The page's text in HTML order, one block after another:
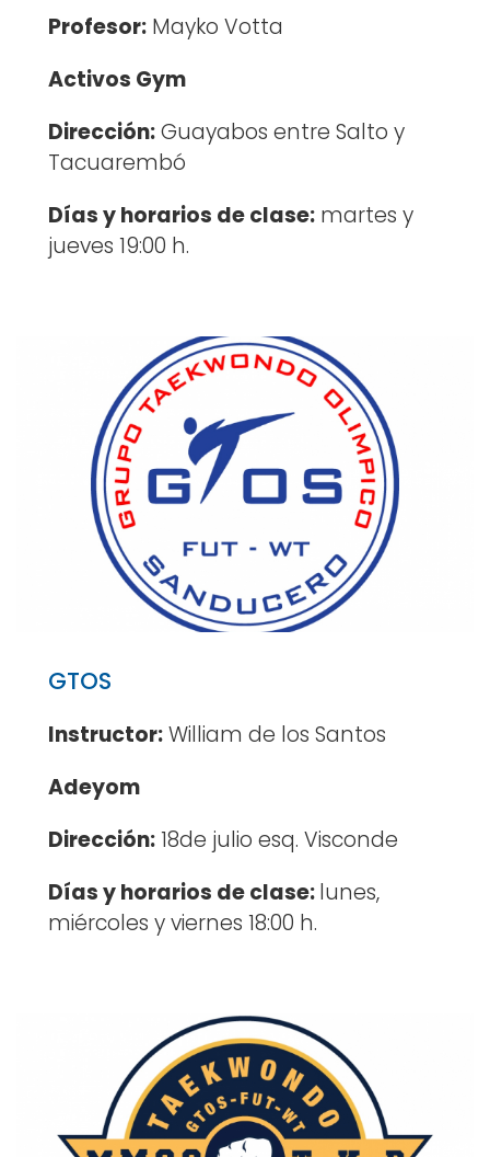
Profesor:Mayko Votta
Activos Gym
Dirección:Guayabos entre Salto y
Tacuarembó
Días y horarios de clase:martes y
jueves 19:00 h.
GTOS
Instructor:William de los Santos
Adeyom
Dirección:18de julio esq. Visconde
Días y horarios de clase:lunes,
miércoles y viernes 18:00 h.